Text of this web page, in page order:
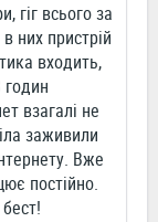
гіг всього за
них пристрій
входить,
годин
взагалі не
заживили
Вже
постійно.